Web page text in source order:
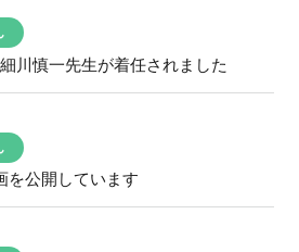
川慎一先生が着任されました
を公開しています